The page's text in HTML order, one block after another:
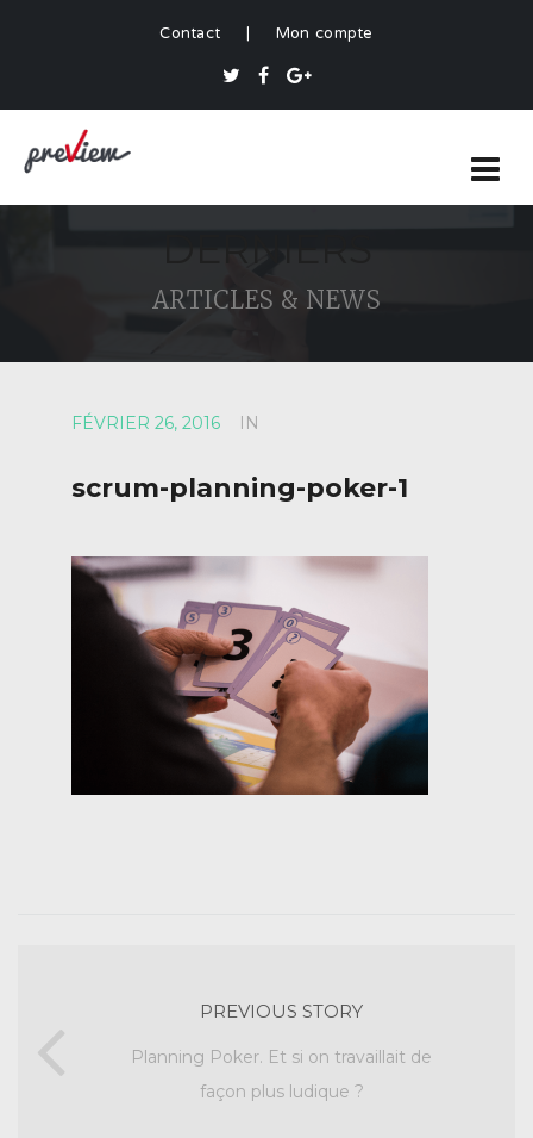
Contact | Mon compte
ARTICLES & NEWS
FÉVRIER 26, 2016 IN
scrum-planning-poker-1
PREVIOUS STORY
Planning Poker. Et si on travaillait de
façon plus ludique ?